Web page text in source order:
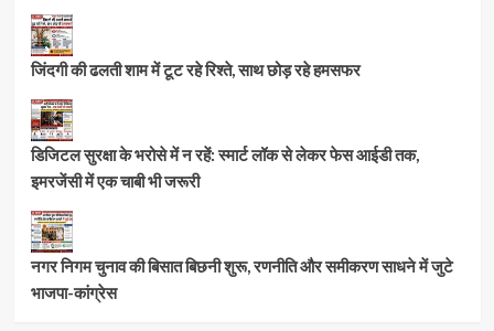
जिंदगी की ढलती शाम में टूट रहे रिश्ते, साथ छोड़ रहे हमसफर
डिजिटल सुरक्षा के भरोसे में न रहें: स्मार्ट लॉक से लेकर फेस आईडी तक,
इमरजेंसी में एक चाबी भी जरूरी
नगर निगम चुनाव की बिसात बिछनी शुरू, रणनीति और समीकरण साधने में जुटे
भाजपा-कांग्रेस